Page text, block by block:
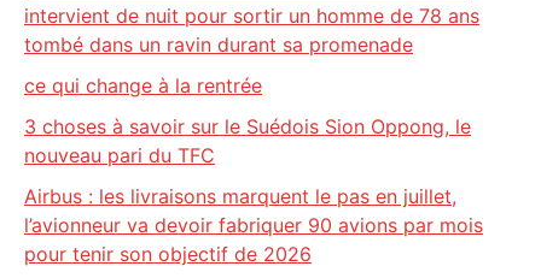
intervient de nuit pour sortir un homme de 78 ans
tombé dans un ravin durant sa promenade
ce qui change à la rentrée
3 choses à savoir sur le Suédois Sion Oppong, le
nouveau pari du TFC
Airbus : les livraisons marquent le pas en juillet,
l’avionneur va devoir fabriquer 90 avions par mois
pour tenir son objectif de 2026